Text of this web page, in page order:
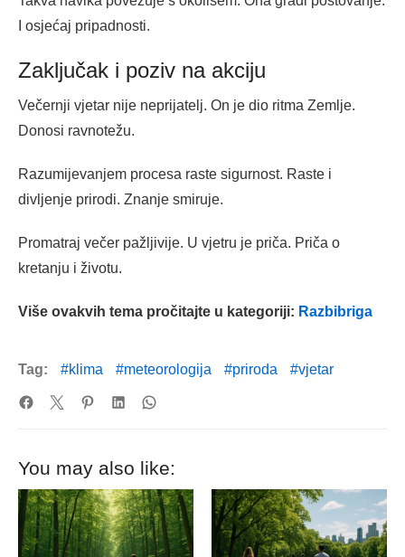
I osjećaj pripadnosti.
Zaključak i poziv na akciju
Večernji vjetar nije neprijatelj. On je dio ritma Zemlje.
Donosi ravnotežu.
Razumijevanjem procesa raste sigurnost. Raste i
divljenje prirodi. Znanje smiruje.
Promatraj večer pažljivije. U vjetru je priča. Priča o
kretanju i životu.
Više ovakvih tema pročitajte u kategoriji: Razbibriga
Tag: klima meteorologija priroda vjetar
You may also like: